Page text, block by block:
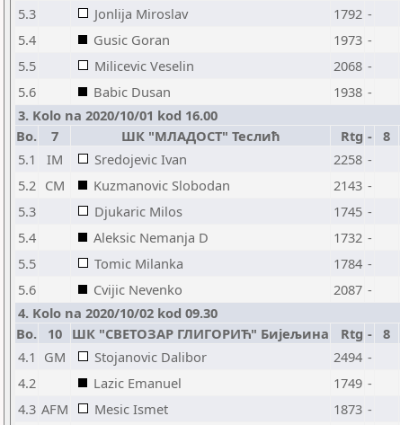
5.3
Jonlija Miroslav 1792 -
5.4
Gusic Goran 1973 -
5.5
Milicevic Veselin 2068 -
5.6
Babic Dusan 1938 -
3. Kolo na 2020/10/01 kod 16.00
Bo.
7 ШК "МЛАДОСТ" Теслић Rtg - 8
5.1
IM Sredojevic Ivan 2258 -
5.2 CM Kuzmanovic Slobodan 2143 -
5.3
Djukaric Milos 1745 -
5.4
Aleksic Nemanja D 1732 -
5.5
Tomic Milanka 1784 -
5.6
Cvijic Nevenko 2087 -
4. Kolo na 2020/10/02 kod 09.30
Bo.
10 ШК "СВЕТОЗАР ГЛИГОРИЋ" Бијељина Rtg - 8
4.1 GM Stojanovic Dalibor 2494 -
4.2
Lazic Emanuel 1749 -
4.3 AFM Mesic Ismet 1873 -